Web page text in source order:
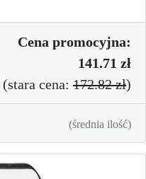
Cena promocyjna:
141.71 zł
(stara cena: 172.82 zł)
(średnia ilość)